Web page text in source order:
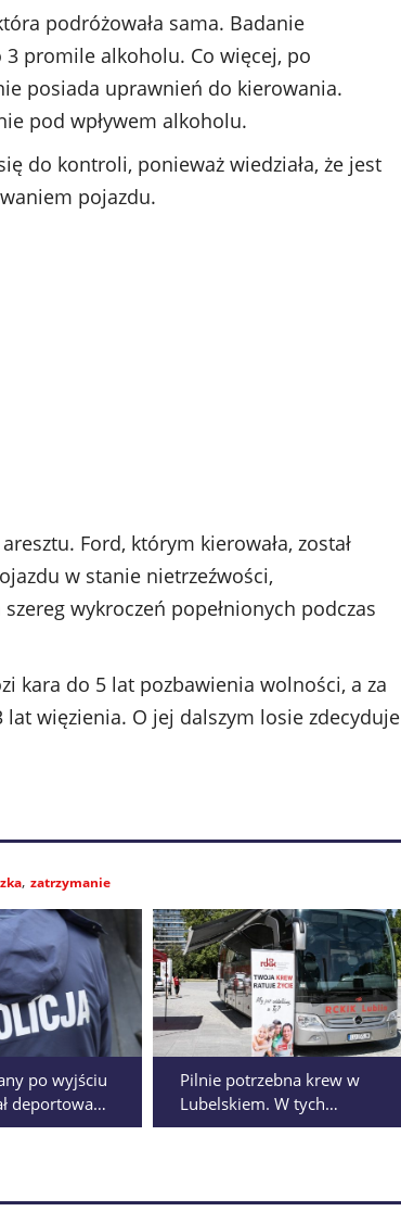
podróżowała sama. Badanie
3 promile alkoholu. Co więcej, po
posiada uprawnień do kierowania.
pod wpływem alkoholu.
do kontroli, ponieważ wiedziała, że jest
pojazdu.
Ford, którym kierowała, został
w stanie nietrzeźwości,
wykroczeń popełnionych podczas
kara do 5 lat pozbawienia wolności, a za
więzienia. O jej dalszym losie zdecyduje
zatrzymanie
po wyjściu
deportowany
Pilnie potrzebna krew w
Lubelskiem. W tych
miejscowościach pojawią się